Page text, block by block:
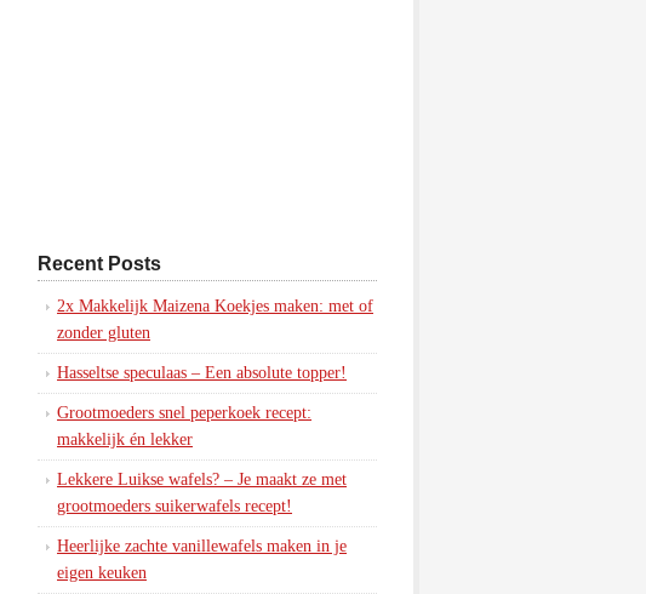
Recent Posts
2x Makkelijk Maizena Koekjes maken: met of
zonder gluten
Hasseltse speculaas – Een absolute topper!
Grootmoeders snel peperkoek recept:
makkelijk én lekker
Lekkere Luikse wafels? – Je maakt ze met
grootmoeders suikerwafels recept!
Heerlijke zachte vanillewafels maken in je
eigen keuken